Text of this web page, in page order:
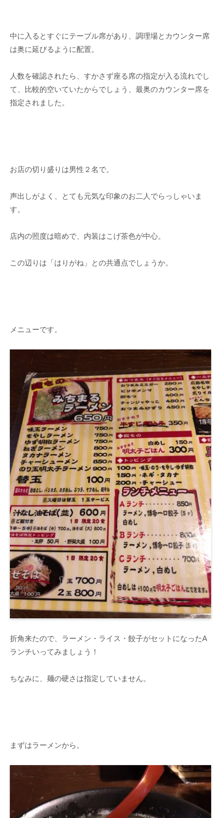
中に入るとすぐにテーブル席があり、調理場とカウンター席
は奥に延びるように配置。
人数を確認されたら、すかさず座る席の指定が入る流れでし
て、比較的空いていたからでしょう、最奥のカウンター席を
指定されました。
お店の切り盛りは男性２名で。
声出しがよく、とても元気な印象のお二人でらっしゃいま
す。
店内の照度は暗めで、内装はこげ茶色が中心。
この辺りは「はりがね」との共通点でしょうか。
メニューです。
折角来たので、ラーメン・ライス・餃子がセットになったA
ランチいってみましょう！
ちなみに、麺の硬さは指定していません。
まずはラーメンから。